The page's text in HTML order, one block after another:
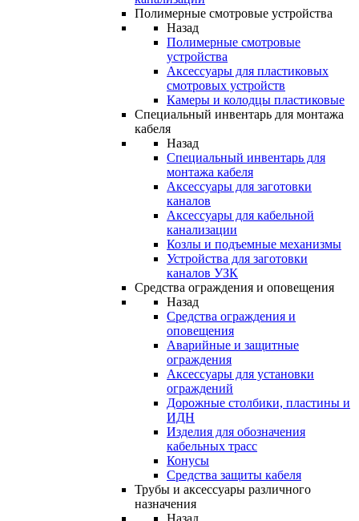
Полимерные смотровые устройства
Назад
Полимерные смотровые
устройства
Аксессуары для пластиковых
смотровых устройств
Камеры и колодцы пластиковые
Специальный инвентарь для монтажа
кабеля
Назад
Специальный инвентарь для
монтажа кабеля
Аксессуары для заготовки
каналов
Аксессуары для кабельной
канализации
Козлы и подъемные механизмы
Устройства для заготовки
каналов УЗК
Средства ограждения и оповещения
Назад
Средства ограждения и
оповещения
Аварийные и защитные
ограждения
Аксессуары для установки
ограждений
Дорожные столбики, пластины и
ИДН
Изделия для обозначения
кабельных трасс
Конусы
Средства защиты кабеля
Трубы и аксессуары различного
назначения
Назад